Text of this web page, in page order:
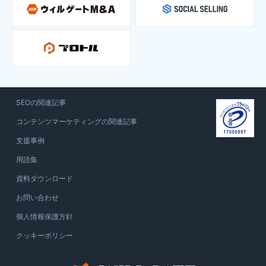
SEOの関連記事
コンテンツマーケティングの関連記事
支援事例
用語集
資料ダウンロード
お問い合わせ
個人情報保護方針
クッキーポリシー